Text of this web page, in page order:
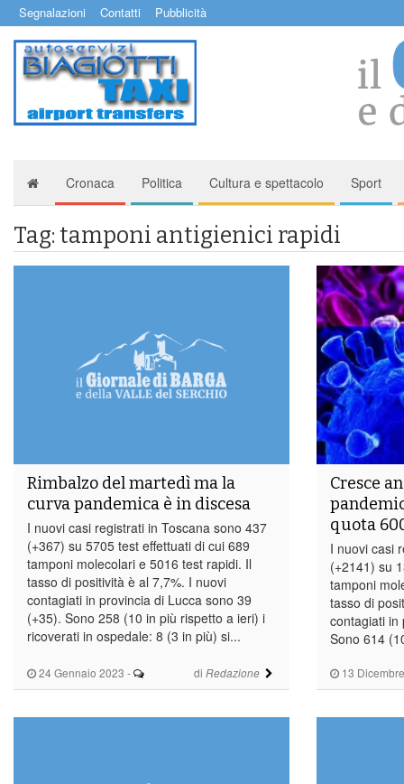
Segnalazioni Contatti Pubblicità
Cronaca Politica Cultura e spettacolo Sport
Tag: tamponi antigienici rapidi
24 Gennaio 2023 - di Redazione
Rimbalzo del martedì ma la
curva pandemica è in discesa
I nuovi casi registrati in Toscana sono 437
(+367) su 5705 test effettuati di cui 689
tamponi molecolari e 5016 test rapidi. Il
tasso di positività è al 7,7%. I nuovi
contagiati in provincia di Lucca sono 39
(+35). Sono 258 (10 in più rispetto a ieri) i
ricoverati in ospedale: 8 (3 in più) si...
13
Cresce
quota
I nuovi casi
(+2141) su
tamponi
tasso di
contagiati in
Sono 614